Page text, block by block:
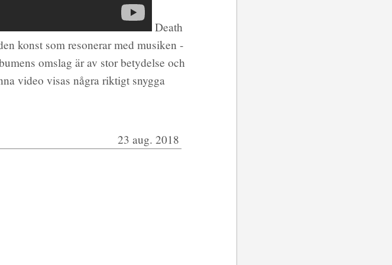
Death
konst som resonerar med musiken -
omslag är av stor betydelse och
video visas några riktigt snygga
23 aug. 2018